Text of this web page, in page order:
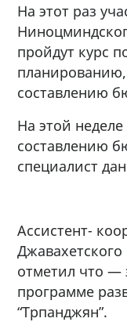
На этот раз
пройдут курс
составлению
На этой
составлению
специалист
Ассистент-
отметил что —
программе
“Трпанджян”.